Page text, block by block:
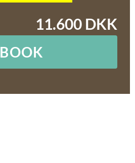
11.600 DKK
BOOK